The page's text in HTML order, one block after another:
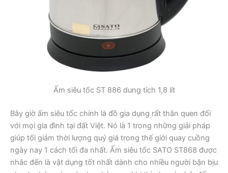
Ấm siêu tốc ST 886 dung tích 1,8 lít
Bây giờ ấm siêu tốc chính là đồ gia dụng rất thân quen đối
với mọi gia đình tại đất Việt. Nó là 1 trong những giải pháp
giúp tối giảm thời lượng quý giá trong thế giới quay cuồng
ngày nay 1 cách tối đa nhất. Ấm siêu tốc SATO ST868 được
nhắc đến là vật dụng tốt nhất dành cho nhiều người bận bịu